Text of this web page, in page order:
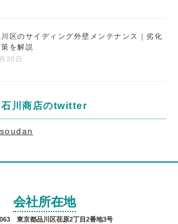
区のサイディング外壁メンテナンス｜劣化
を解説
20日
石川商店のtwitter
会社所在地
東京都品川区荏原2丁目2番地3号